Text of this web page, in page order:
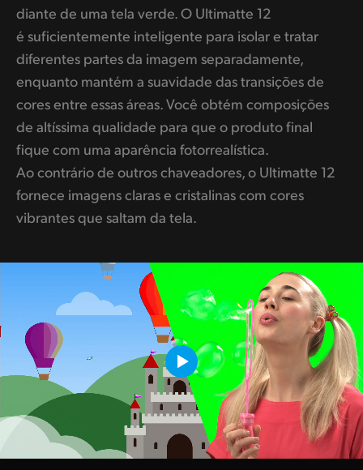
diante de uma tela verde. O Ultimatte 12
é suficientemente inteligente para isolar e tratar
diferentes partes da imagem separadamente,
enquanto mantém a suavidade das transições de
cores entre essas áreas. Você obtém composições
de altíssima qualidade para que o produto final
fique com uma aparência fotorrealística.
Ao contrário de outros chaveadores, o Ultimatte 12
fornece imagens claras e cristalinas com cores
vibrantes que saltam da tela.